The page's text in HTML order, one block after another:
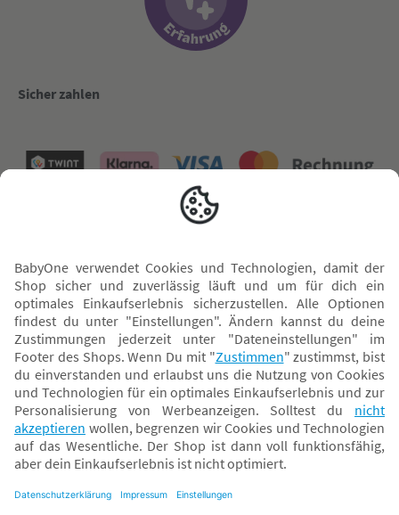
Sicher zahlen
* Alle Preise inkl. MwSt. und ggf. zzgl.Versandkosten. Der dargestellte Preis gilt -
abhängig von der von dir gewählten Option - im BabyOne-Onlineshop oder bei
Abholung in dem von dir gewählten BabyOne-Franchise-Betrieb. Der für den
Onlineshop geltende Preis stellt bei einem Verkauf durch unsere Franchise-
Nehmer eine unverbindliche Preisempfehlung dar. Der Verkaufspreis der
daher von dem Verkaufspreis im Onlineshop abweichen. Angaben zu